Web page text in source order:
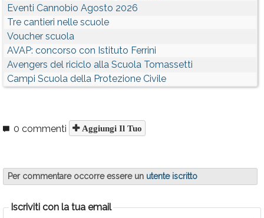
Eventi Cannobio Agosto 2026
Tre cantieri nelle scuole
Voucher scuola
AVAP: concorso con Istituto Ferrini
Avengers del riciclo alla Scuola Tomassetti
Campi Scuola della Protezione Civile
0 commenti Aggiungi Il Tuo
Per commentare occorre essere un utente iscritto
Iscriviti con la tua email